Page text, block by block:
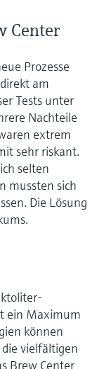
Center
Prozesse
am
Tests unter
Nachteile
extrem
sehr riskant.
selten
mussten sich
Die Lösung
ein Maximum
können
vielfältigen
Brew Center